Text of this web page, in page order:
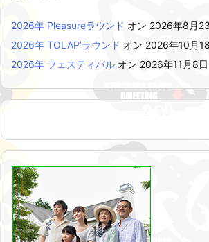
2026年 Pleasureラウンド オン 2026年8月
2026年 TOLAP’ラウンド オン 2026年10月
2026年 フェスティバル オン 2026年11月8日